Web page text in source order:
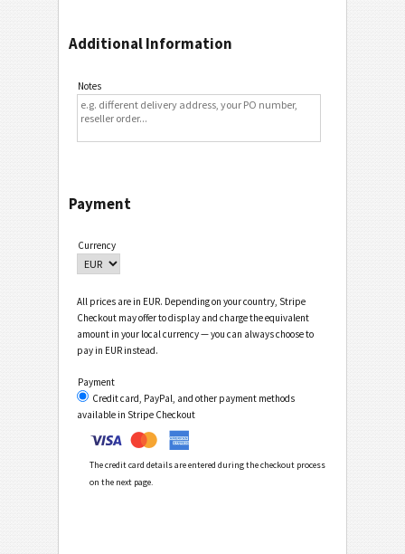
Additional Information
Notes
Payment
Currency
All prices are in EUR. Depending on your country, Stripe
Checkout may offer to display and charge the equivalent
amount in your local currency — you can always choose to
pay in EUR instead.
Payment
Credit card, PayPal, and other payment methods
available in Stripe Checkout
The credit card details are entered during the checkout process
on the next page.